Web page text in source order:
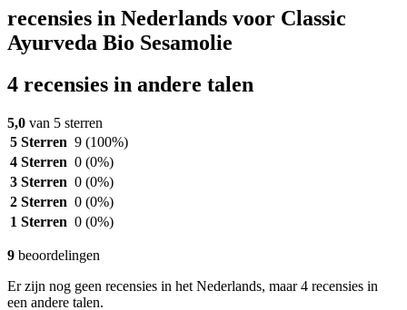
recensies in Nederlands voor Classic
Ayurveda Bio Sesamolie
4 recensies in andere talen
5,0 van 5 sterren
5 Sterren 9 (100%)
4 Sterren 0 (0%)
3 Sterren 0 (0%)
2 Sterren 0 (0%)
1 Sterren 0 (0%)
9 beoordelingen
Er zijn nog geen recensies in het Nederlands, maar 4 recensies in
een andere talen.